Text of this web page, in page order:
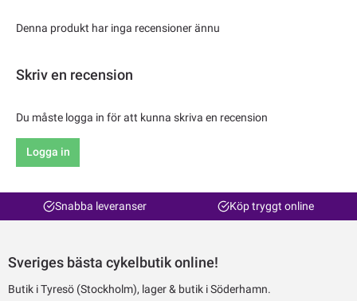
Denna produkt har inga recensioner ännu
Skriv en recension
Du måste logga in för att kunna skriva en recension
Logga in
Snabba leveranser Köp tryggt online
Sveriges bästa cykelbutik online!
Butik i Tyresö (Stockholm), lager & butik i Söderhamn.